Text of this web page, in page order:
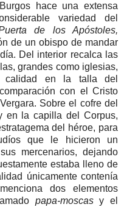
hace una extensa
variedad del
de los Apóstoles,
de un obispo de mandar
Del interior recalca las
grandes como iglesias,
calidad en la talla del
con el Cristo
Sobre el cofre del
en la capilla del Corpus,
del héroe, para
que le hicieron un
mercenarios, dejando
estaba lleno de
únicamente contenía
dos elementos
papa-moscasy el